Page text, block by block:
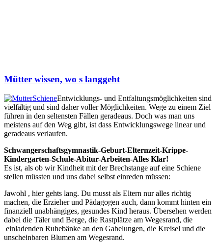
Mütter wissen, wo s langgeht
Entwicklungs- und Entfaltungsmöglichkeiten sind
vielfältig und sind daher voller Möglichkeiten. Wege zu einem Ziel
führen in den seltensten Fällen geradeaus. Doch was man uns
meistens auf den Weg gibt, ist dass Entwicklungswege linear und
geradeaus verlaufen.
Schwangerschaftsgymnastik-Geburt-Elternzeit-Krippe-
Kindergarten-Schule-Abitur-Arbeiten-Alles Klar!
Es ist, als ob wir Kindheit mit der Brechstange auf eine Schiene
stellen müssten und uns dabei selbst einreden müssen:
Jawohl , hier gehts lang. Du musst als Eltern nur alles richtig
machen, die Erzieher und Pädagogen auch, dann kommt hinten ein
finanziell unabhängiges, gesundes Kind heraus. Übersehen werden
dabei die Täler und Berge, die Rastplätze am Wegesrand, die
einladenden Ruhebänke an den Gabelungen, die Kreisel und die
unscheinbaren Blumen am Wegesrand.